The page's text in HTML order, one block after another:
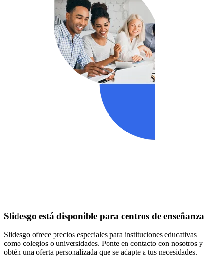
Slidesgo está disponible para centros de enseñanza
Slidesgo ofrece precios especiales para instituciones educativas
como colegios o universidades. Ponte en contacto con nosotros y
obtén una oferta personalizada que se adapte a tus necesidades.